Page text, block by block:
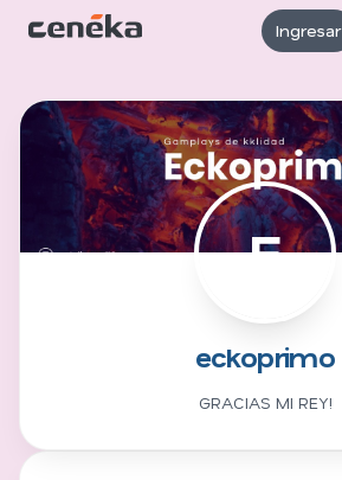
Ingresar
E
eckoprimo
GRACIAS MI REY!